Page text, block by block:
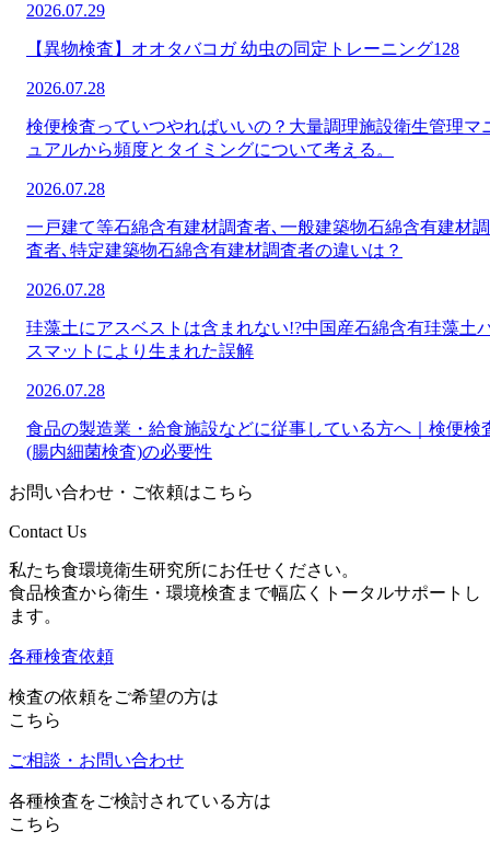
2026.07.29
【異物検査】オオタバコガ 幼虫の同定トレーニング128
2026.07.28
検便検査っていつやればいいの？大量調理施設衛生管理マ
ュアルから頻度とタイミングについて考える。
2026.07.28
一戸建て等石綿含有建材調査者､一般建築物石綿含有建材調
査者､特定建築物石綿含有建材調査者の違いは？
2026.07.28
珪藻土にアスベストは含まれない!?中国産石綿含有珪藻土
スマットにより生まれた誤解
2026.07.28
食品の製造業・給食施設などに従事している方へ｜検便検
(腸内細菌検査)の必要性
お問い合わせ・ご依頼はこちら
Contact Us
私たち食環境衛生研究所にお任せください。
食品検査から衛生・環境検査まで幅広くトータルサポートし
ます。
各種検査依頼
検査の依頼をご希望の方は
こちら
ご相談・お問い合わせ
各種検査をご検討されている方は
こちら